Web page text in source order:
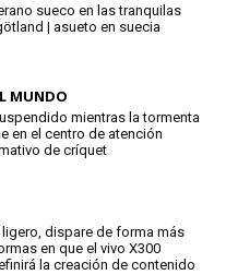
sueco en las tranquilas
| asueto en suecia
MUNDO
mientras la tormenta
en el centro de atención
de críquet
dispare de forma más
en que el vivo X300
la creación de contenido